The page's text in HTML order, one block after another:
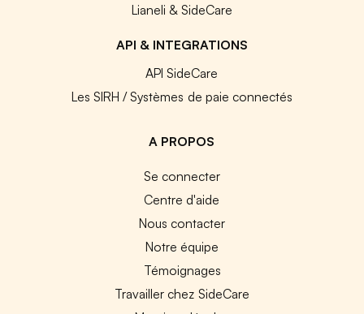
Lianeli & SideCare
API & INTEGRATIONS
API SideCare
Les SIRH / Systèmes de paie connectés
A PROPOS
Se connecter
Centre d'aide
Nous contacter
Notre équipe
Témoignages
Travailler chez SideCare